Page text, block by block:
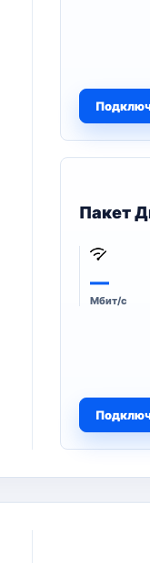
Пакет
—
Мбит/с